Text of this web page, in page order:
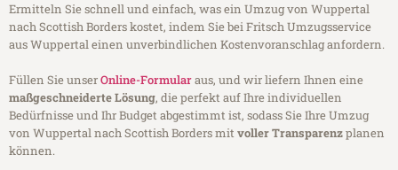
Ermitteln Sie schnell und einfach, was ein Umzug von Wuppertal
nach Scottish Borders kostet, indem Sie bei Fritsch Umzugsservice
aus Wuppertal einen unverbindlichen Kostenvoranschlag anfordern.
Füllen Sie unserOnline-Formularaus, und wir liefern Ihnen eine
maßgeschneiderte Lösung, die perfekt auf Ihre individuellen
Bedürfnisse und Ihr Budget abgestimmt ist, sodass Sie Ihre Umzug
von Wuppertal nach Scottish Borders mitvoller Transparenzplanen
können.